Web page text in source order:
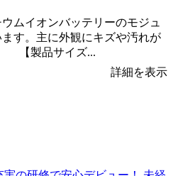
ムイオンバッテリーのモジュ
す。主に外観にキズや汚れが
【製品サイズ...
詳細を表示